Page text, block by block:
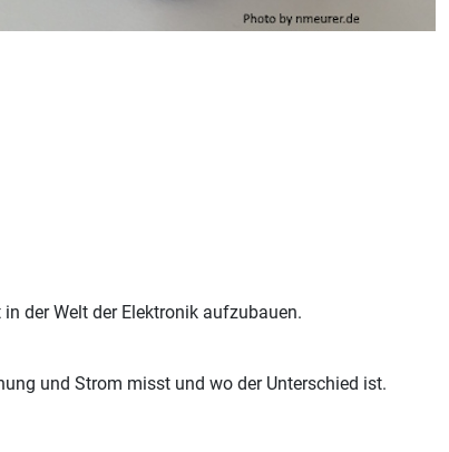
der Welt der Elektronik aufzubauen.
und Strom misst und wo der Unterschied ist.